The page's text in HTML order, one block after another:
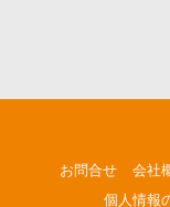
お問合せ 会社
個人情報